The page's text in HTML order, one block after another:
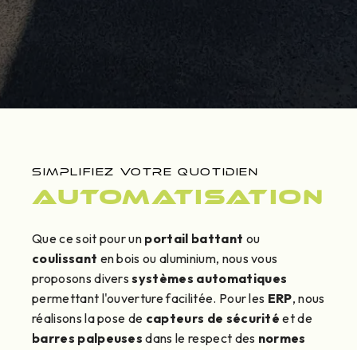
SIMPLIFIEZ VOTRE QUOTIDIEN
Automatisation
Que ce soit pour un portail battant ou
coulissant en bois ou aluminium, nous vous
proposons diverssystèmes automatiques
permettant l'ouverture facilitée. Pour les ERP, nous
réalisons la pose de capteurs de sécurité et de
barres palpeuses dans le respect des normes